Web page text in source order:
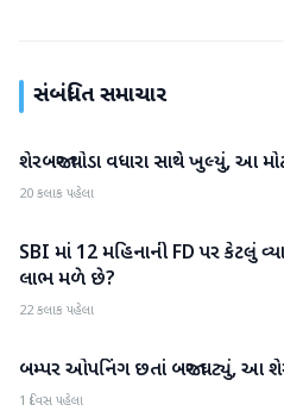
સંબંધિત સમાચાર
બિઝનેસ
શેરબજાર થોડા વધારા સાથે ખુલ્યું, આ
20 કલાક પહેલા
બિઝનેસ
SBI માં 12 મહિનાની FD પર કેટલું
લાભ મળે છે?
22 કલાક પહેલા
બિઝનેસ
બમ્પર ઓપનિંગ છતાં બજાર ઘટ્યું, આ
1 દિવસ પહેલા